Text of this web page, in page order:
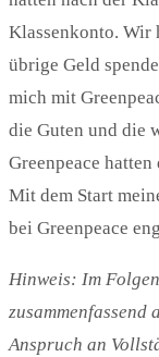
Klassenkonto. Wir
übrige Geld
mich mit
die Guten und die
Greenpeace
Mit dem Start
bei Greenpeace
Hinweis: Im
Anspruch an